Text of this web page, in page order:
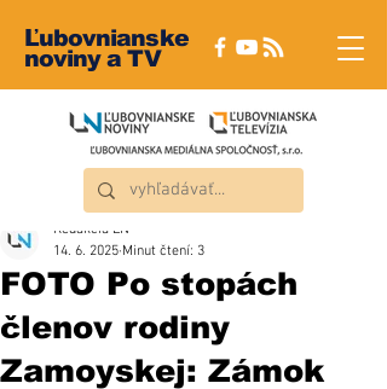
Ľubovnianske
noviny a TV
FOTO Po stopách
členov rodiny
Zamoyskej: Zámok
Redakcia ĽN
14. 6. 2025 Minut čtení: 3